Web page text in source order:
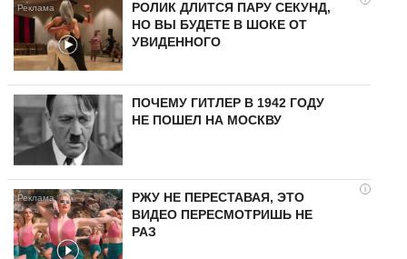
РОЛИК ДЛИТСЯ ПАРУ СЕКУНД,
НО ВЫ БУДЕТЕ В ШОКЕ ОТ
УВИДЕННОГО
ПОЧЕМУ ГИТЛЕР В 1942 ГОДУ
НЕ ПОШЕЛ НА МОСКВУ
i
РЖУ НЕ ПЕРЕСТАВАЯ, ЭТО
ВИДЕО ПЕРЕСМОТРИШЬ НЕ
РАЗ